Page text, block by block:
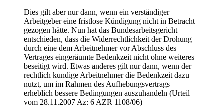
Dies gilt aber nur dann, wenn ein verständiger
Arbeitgeber eine fristlose Kündigung nicht in Betracht
gezogen hätte. Nun hat das Bundesarbeitsgericht
entschieden, dass die Widerrechtlichkeit der Drohung
durch eine dem Arbeitnehmer vor Abschluss des
Vertrages eingeräumte Bedenkzeit nicht ohne weiteres
beseitigt wird. Etwas anderes gilt nur dann, wenn der
rechtlich kundige Arbeitnehmer die Bedenkzeit dazu
nutzt, um im Rahmen des Aufhebungsvertrags
erheblich bessere Bedingungen auszuhandeln (Urteil
vom 28.11.2007 Az: 6 AZR 1108/06)